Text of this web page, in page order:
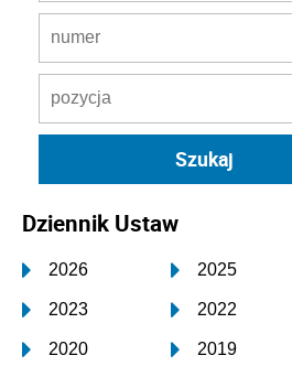
Dziennik Ustaw
2026 2025
2023 2022
2020 2019